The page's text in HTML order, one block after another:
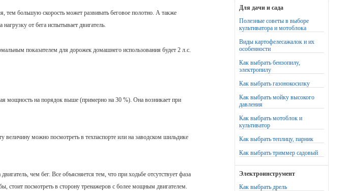
большую скорость может развивать беговое полотно. А также
от бега испытывает двигатель.
показателем для дорожек домашнего использования будет 2 л.с.
мощность на порядок выше (примерно на 30 %). Она возникает при
величину можно посмотреть в техпаспорте или на заводском шильдике
чем бег. Все объясняется тем, что при ходьбе отсутствует фаза
стоит посмотреть в сторону тренажеров с более мощным двигателем.
Для дачи и сада
Полезные советы в выборе
культиватора и мотоблока
Виды картофелесажалок и их
особенности
Как выбрать бензопилу,
электропилу
Как выбрать газонокосилку
Как выбрать мойку высокого
давления
Как выбрать мотоблок и
культиватор
Как выбрать теплицу, парник
Как выбрать триммер садовый
Электроинструмент
Как выбрать дрель